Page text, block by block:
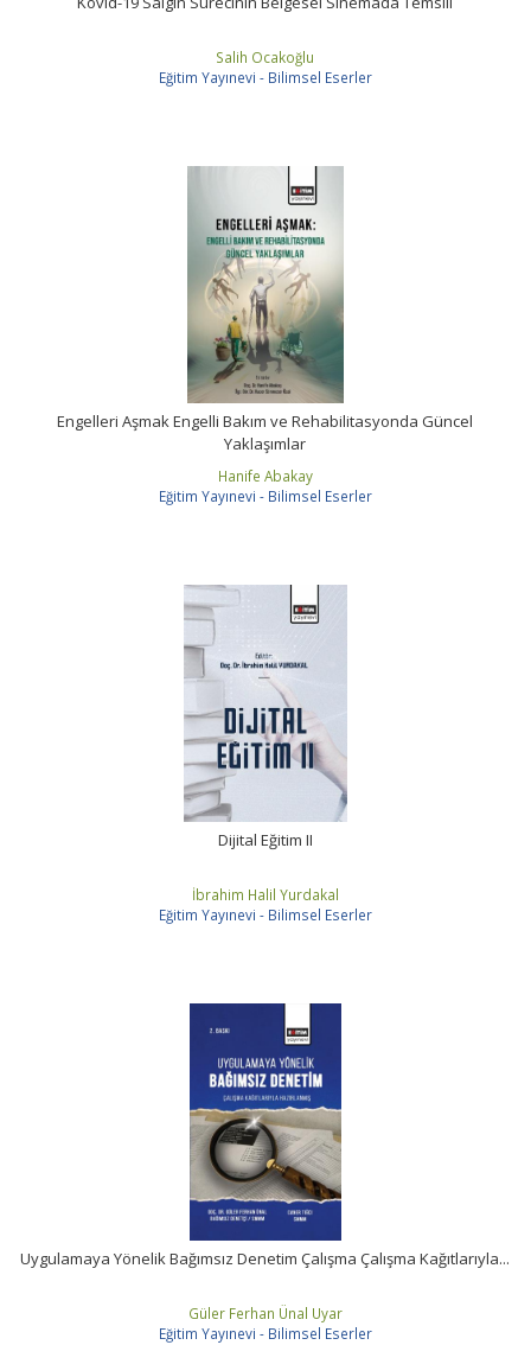
Salih Ocakoğlu
Eğitim Yayınevi - Bilimsel Eserler
Engelleri Aşmak Engelli Bakım ve Rehabilitasyonda Güncel
Yaklaşımlar
Hanife Abakay
Eğitim Yayınevi - Bilimsel Eserler
Dijital Eğitim II
İbrahim Halil Yurdakal
Eğitim Yayınevi - Bilimsel Eserler
Uygulamaya Yönelik Bağımsız Denetim Çalışma Çalışma Kağıtlarıyla...
Güler Ferhan Ünal Uyar
Eğitim Yayınevi - Bilimsel Eserler